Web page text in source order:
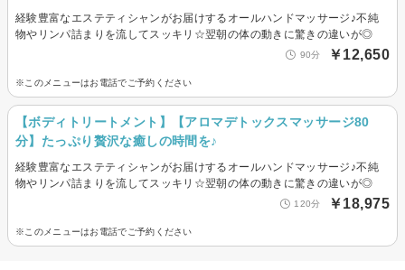
経験豊富なエステティシャンがお届けするオールハンドマッサージ♪不純
物やリンパ詰まりを流してスッキリ☆翌朝の体の動きに驚きの違いが◎
90分 ￥12,650
※このメニューはお電話でご予約ください
【ボディトリートメント】【アロマデトックスマッサージ80
分】たっぷり贅沢な癒しの時間を♪
経験豊富なエステティシャンがお届けするオールハンドマッサージ♪不純
物やリンパ詰まりを流してスッキリ☆翌朝の体の動きに驚きの違いが◎
120分 ￥18,975
※このメニューはお電話でご予約ください